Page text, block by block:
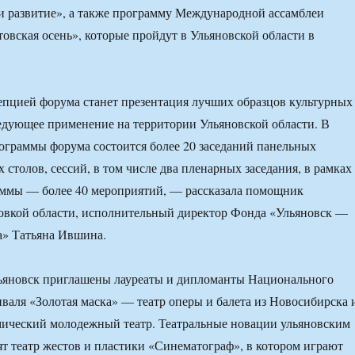
развитие», а также программу Международной ассамблеи
осень», которые пройдут в Ульяновской области в
форума станет презентация лучших образцов культурных
применение на территории Ульяновской области. В
форума состоится более 20 заседаний панельных
столов, сессий, в том числе два пленарных заседания, в рамках
— более 40 мероприятий, — рассказала помощник
области, исполнительный директор Фонда «Ульяновск —
Татьяна Ившина.
приглашены лауреаты и дипломанты Национального
«Золотая маска» — театр оперы и балета из Новосибирска
молодежный театр. Театральные новации ульяновским
театр жестов и пластики «Синематограф», в котором играют